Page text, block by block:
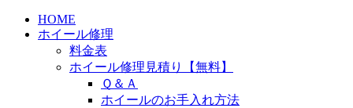
HOME
ホイール修理
料金表
ホイール修理見積り【無料】
Ｑ＆Ａ
ホイールのお手入れ方法